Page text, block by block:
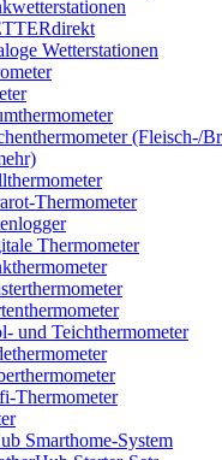
Wetterstationen
(Fleisch-/
Thermometer
Thermometer
und Teichthermometer
Thermometer
Smarthome-System